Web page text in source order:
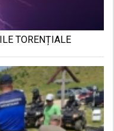
TORENȚIALE